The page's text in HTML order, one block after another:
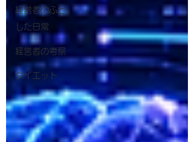
経営者のふと
した日常
経営者の考察
ダイエット